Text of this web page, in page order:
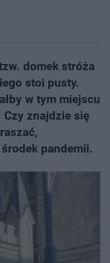
domek stróża
stoi pusty.
w tym miejscu
Czy znajdzie się
pandemii.